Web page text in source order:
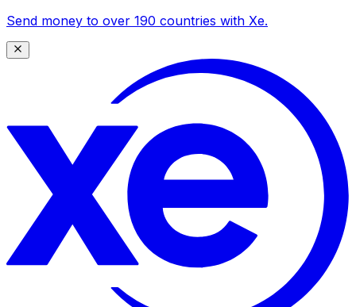
Send money to over 190 countries with Xe.